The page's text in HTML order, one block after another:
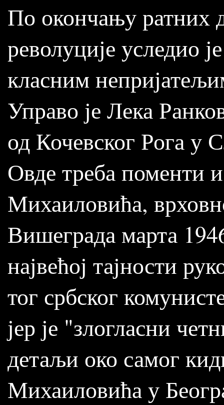
По окончању ратних
револуције уследио
класним
Управо је Лека
од Кочевског Рога у
Овде треба поменти
Михаиловића,
Вишеграда марта
највећој тајности
тог србског
јер је "злогласни
детаљи око самог
Михаиловића у